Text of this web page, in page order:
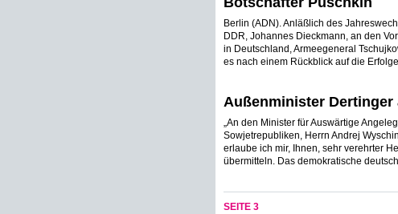
Berlin (ADN). Anläßlich des
DDR, Johannes Dieckmann, an den
in Deutschland, Armeegeneral
es nach einem Rückblick auf die
Außenminister Dertinger
„An den Minister für Auswärtige
Sowjetrepubliken, Herrn Andrej
erlaube ich mir, Ihnen, sehr verehrter
übermitteln. Das demokratische
SEITE 3